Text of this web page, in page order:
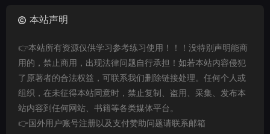
本站声明
👉本站所有资源仅供学习参考练习使用！！！没特别声明能商
用的，禁止商用，出现法律问题自行承担！如若本站内容侵犯
了原著者的合法权益，可联系我们删除链接处理。任何个人或
组织，在未征得本站同意时，禁止复制、盗用、采集、发布本
站内容到任何网站、书籍等各类媒体平台。
👉国外用户账号注册以及支付赞助问题请联系邮箱